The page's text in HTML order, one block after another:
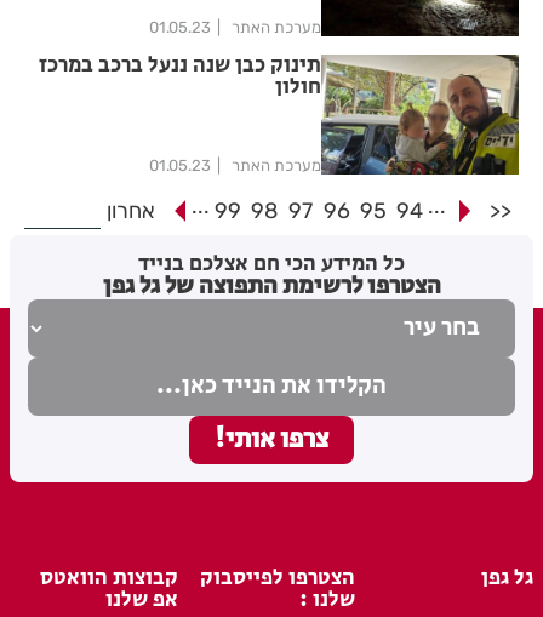
מערכת האתר 01.05.23
תינוק כבן שנה ננעל ברכב במרכז
חולון
מערכת האתר 01.05.23
<<
...
94
95
96
97
98
99
... אחרון
כל המידע הכי חם אצלכם בנייד
הצטרפו לרשימת התפוצה של גל גפן
גל גפן הצטרפו לפייסבוק
שלנו :
קבוצות הוואטס
אפ שלנו